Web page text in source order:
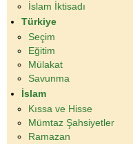
İslam İktisadı
Türkiye
Seçim
Eğitim
Mülakat
Savunma
İslam
Kıssa ve Hisse
Mümtaz Şahsiyetler
Ramazan